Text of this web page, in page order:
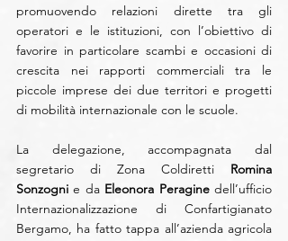
promuovendo relazioni dirette tra gli
operatori e le istituzioni, con l’obiettivo di
favorire in particolare scambi e occasioni di
crescita nei rapporti commerciali tra le
piccole imprese dei due territori e progetti
di mobilità internazionale con le scuole.
La delegazione, accompagnata dal
segretario di Zona Coldiretti Romina
Sonzogni e da Eleonora Peragine dell’ufficio
Internazionalizzazione di Confartigianato